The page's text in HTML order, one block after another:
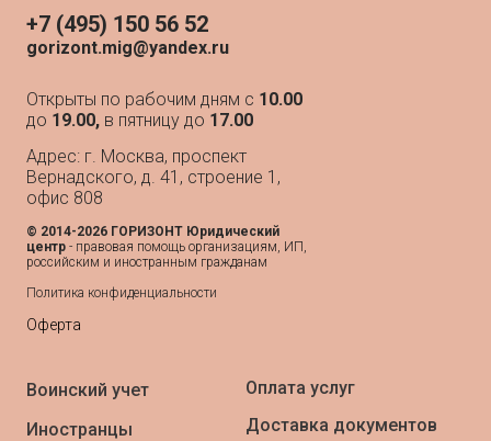
+7 (495) 150 56 52
gorizont.mig@yandex.ru
Открыты по рабочим дням с 10.00
до 19.00, в пятницу до 17.00
Адрес: г. Москва, проспект
Вернадского, д. 41, строение 1,
офис 808
© 2014-2026 ГОРИЗОНТ Юридический
центр - правовая помощь организациям, ИП,
российским и иностранным гражданам
Политика конфиденциальности
Оферта
Воинский учет
Иностранцы
Оплата услуг
Доставка документов